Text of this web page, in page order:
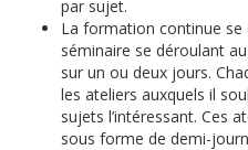
par sujet.
La formation continue
séminaire se déroulant
sur un ou deux jours.
les ateliers auxquels il
sujets l’intéressant. Ces
sous forme de demi-